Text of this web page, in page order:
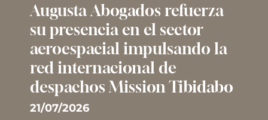
Augusta Abogados refuerza
su presencia en el sector
aeroespacial impulsando la
red internacional de
despachos Mission Tibidabo
21/07/2026